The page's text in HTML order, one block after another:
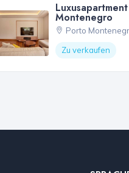
Montenegro
Porto
Zu verkaufen